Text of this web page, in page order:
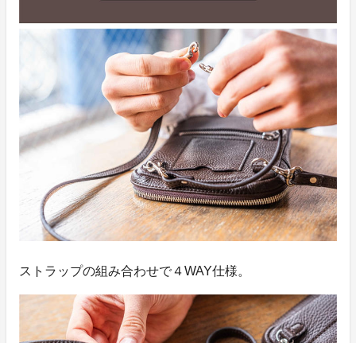
ストラップの組み合わせで４WAY仕様。